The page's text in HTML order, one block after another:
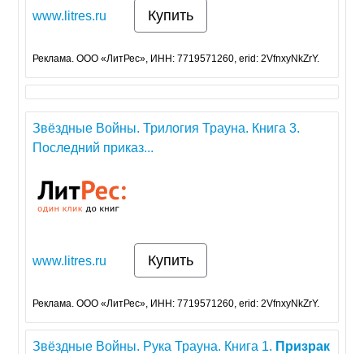
www.litres.ru Купить
Реклама. ООО «ЛитРес», ИНН: 7719571260, erid: 2VfnxyNkZrY.
Звёздные Войны. Трилогия Трауна. Книга 3.
Последний приказ...
www.litres.ru Купить
Реклама. ООО «ЛитРес», ИНН: 7719571260, erid: 2VfnxyNkZrY.
Звёздные Войны. Рука Трауна. Книга 1. Призрак